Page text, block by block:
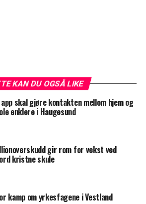
KAN DU OGSÅ LIKE
app skal gjøre kontakten mellom hjem og
enklere i Haugesund
gir rom for vekst ved
kristne skule
kamp om yrkesfagene i Vestland